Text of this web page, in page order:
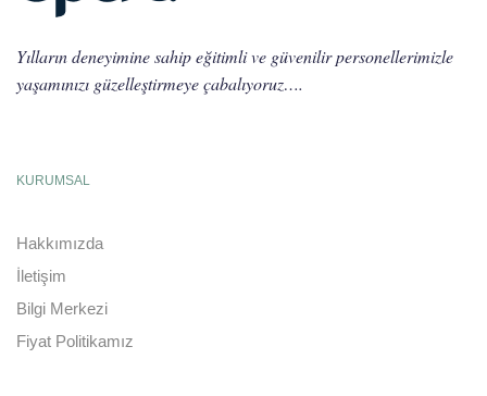
Yılların deneyimine sahip eğitimli ve güvenilir personellerimizle
yaşamınızı güzelleştirmeye çabalıyoruz….
KURUMSAL
Hakkımızda
İletişim
Bilgi Merkezi
Fiyat Politikamız